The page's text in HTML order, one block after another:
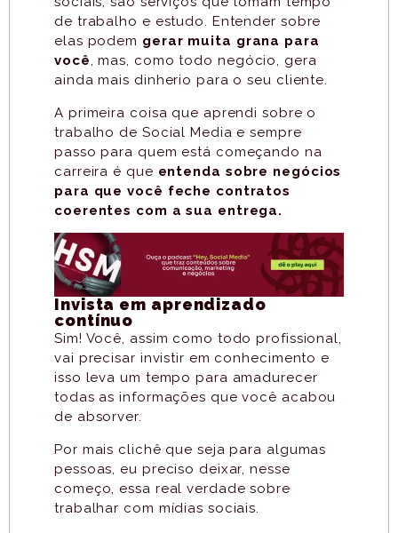
de trabalho e estudo. Entender sobre
elas podem gerar muita grana para
você, mas, como todo negócio, gera
ainda mais dinherio para o seu cliente.
A primeira coisa que aprendi sobre o
trabalho de Social Media e sempre
passo para quem está começando na
carreira é que entenda sobre negócios
para que você feche contratos
coerentes com a sua entrega.
Invista em aprendizado
contínuo
Sim! Você, assim como todo profissional,
vai precisar invistir em conhecimento e
isso leva um tempo para amadurecer
todas as informações que você acabou
de absorver.
Por mais clichê que seja para algumas
pessoas, eu preciso deixar, nesse
começo, essa real verdade sobre
trabalhar com mídias sociais.